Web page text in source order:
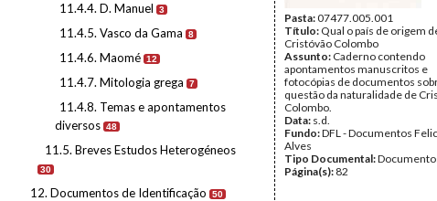
11.4.4. D. Manuel 3
11.4.5. Vasco da Gama 8
11.4.6. Maomé 12
11.4.7. Mitologia grega 7
11.4.8. Temas e apontamentos
diversos 48
11.5. Breves Estudos Heterogéneos
30
12. Documentos de Identificação 50
Pasta:07477.005.001
Título: Qual o país de origem
Cristóvão Colombo
Assunto: Caderno contendo
apontamentos manuscritos e
fotocópias de documentos
questão da naturalidade de
Colombo.
Data: s.d.
Fundo:DFL - Documentos
Alves
Tipo Documental:
Página(s): 82